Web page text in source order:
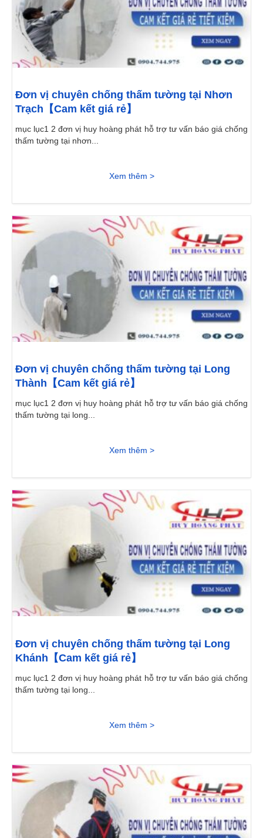
Đơn vị chuyên chống thấm tường tại Nhơn
Trạch【Cam kết giá rẻ】
mục lục1 2 đơn vị huy hoàng phát hỗ trợ tư vấn báo giá chống
thấm tường tại nhơn...
Xem thêm >
Đơn vị chuyên chống thấm tường tại Long
Thành【Cam kết giá rẻ】
mục lục1 2 đơn vị huy hoàng phát hỗ trợ tư vấn báo giá chống
thấm tường tại long...
Xem thêm >
Đơn vị chuyên chống thấm tường tại Long
Khánh【Cam kết giá rẻ】
mục lục1 2 đơn vị huy hoàng phát hỗ trợ tư vấn báo giá chống
thấm tường tại long...
Xem thêm >